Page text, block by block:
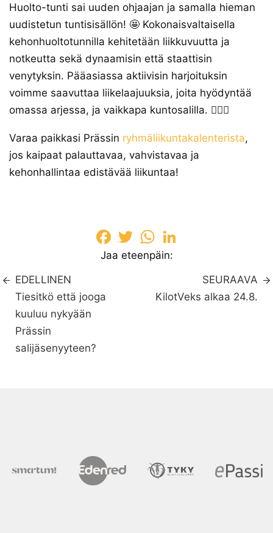
Huolto-tunti sai uuden ohjaajan ja samalla hieman
uudistetun tuntisisällön! 🤩 Kokonaisvaltaisella
kehonhuoltotunnilla kehitetään liikkuvuutta ja
notkeutta sekä dynaamisin että staattisin
venytyksin. Pääasiassa aktiivisin harjoituksin
voimme saavuttaa liikelaajuuksia, joita hyödyntää
omassa arjessa, ja vaikkapa kuntosalilla. 🏋🏽‍♂️
Varaa paikkasi Prässin ryhmäliikuntakalenterista,
jos kaipaat palauttavaa, vahvistavaa ja
kehonhallintaa edistävää liikuntaa!
FacebookTwitterWhatsApp
Jaa eteenpäin:
EDELLINEN
Tiesitkö että jooga
kuuluu nykyään
Prässin
salijäsenyyteen?
SEURAAVA
KilotVeks alkaa 24.8.